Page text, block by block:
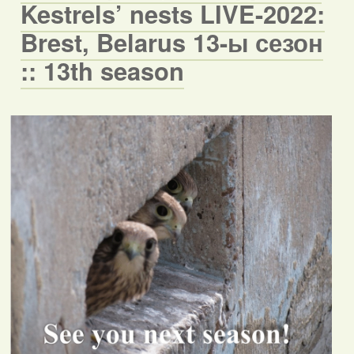
Kestrels’ nests LIVE-2022:
Brest, Belarus 13-ы сезон
:: 13th season